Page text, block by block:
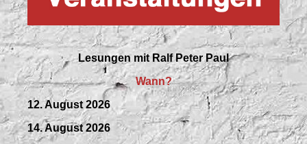
Lesungen mitRalf Peter Paul
Wann?
12. August 2026
14. August 2026